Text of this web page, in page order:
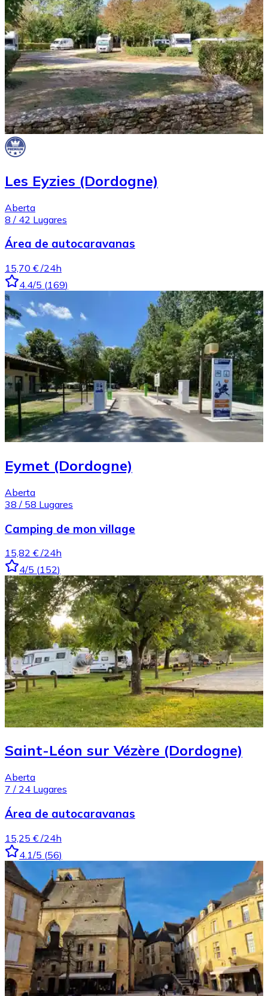
Les Eyzies (Dordogne)
Aberta
8 / 42 Lugares
Área de autocaravanas
15,70 € /24h
4.4/5 (169)
Eymet (Dordogne)
Aberta
38 / 58 Lugares
Camping de mon village
15,82 € /24h
4/5 (152)
Saint-Léon sur Vézère (Dordogne)
Aberta
7 / 24 Lugares
Área de autocaravanas
15,25 € /24h
4.1/5 (56)